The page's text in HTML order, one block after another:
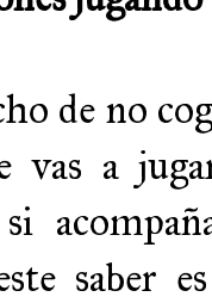
de no
vas a
si
saber